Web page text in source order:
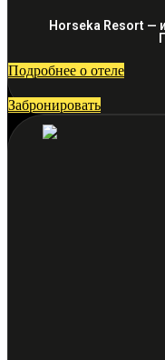
Horseka Resort —
Подробнее о отеле
Забронировать